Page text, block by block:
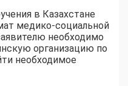
в Казахстане
медико-социальной
необходимо
организацию по
необходимое